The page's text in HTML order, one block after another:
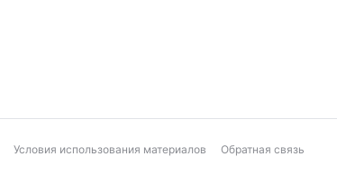
Условия использования материалов Обратная связь